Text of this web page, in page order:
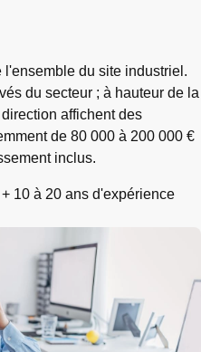
l'ensemble du site industriel.
du secteur ; à hauteur de la
affichent des
de 80 000 à 200 000 €
inclus.
10 à 20 ans d'expérience